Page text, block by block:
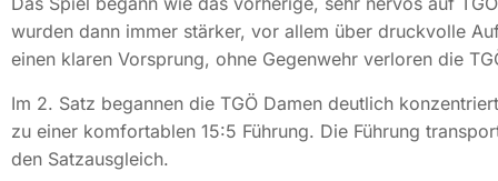
wurden dann immer stärker, vor allem über druckvolle
einen klaren Vorsprung, ohne Gegenwehr verloren die
Im 2. Satz begannen die TGÖ Damen deutlich
zu einer komfortablen 15:5 Führung. Die Führung
den Satzausgleich.